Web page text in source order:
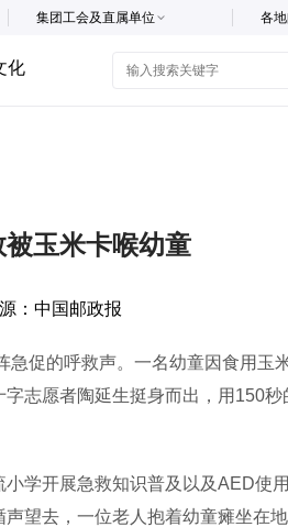
各
集团工会及直属单位
化
玉米卡喉幼童
： 中国邮政报
促的呼救声。一名幼童因食用玉
志愿者陶延生挺身而出，用150秒
学开展急救知识普及以及AED使
望去，一位老人抱着幼童瘫坐在